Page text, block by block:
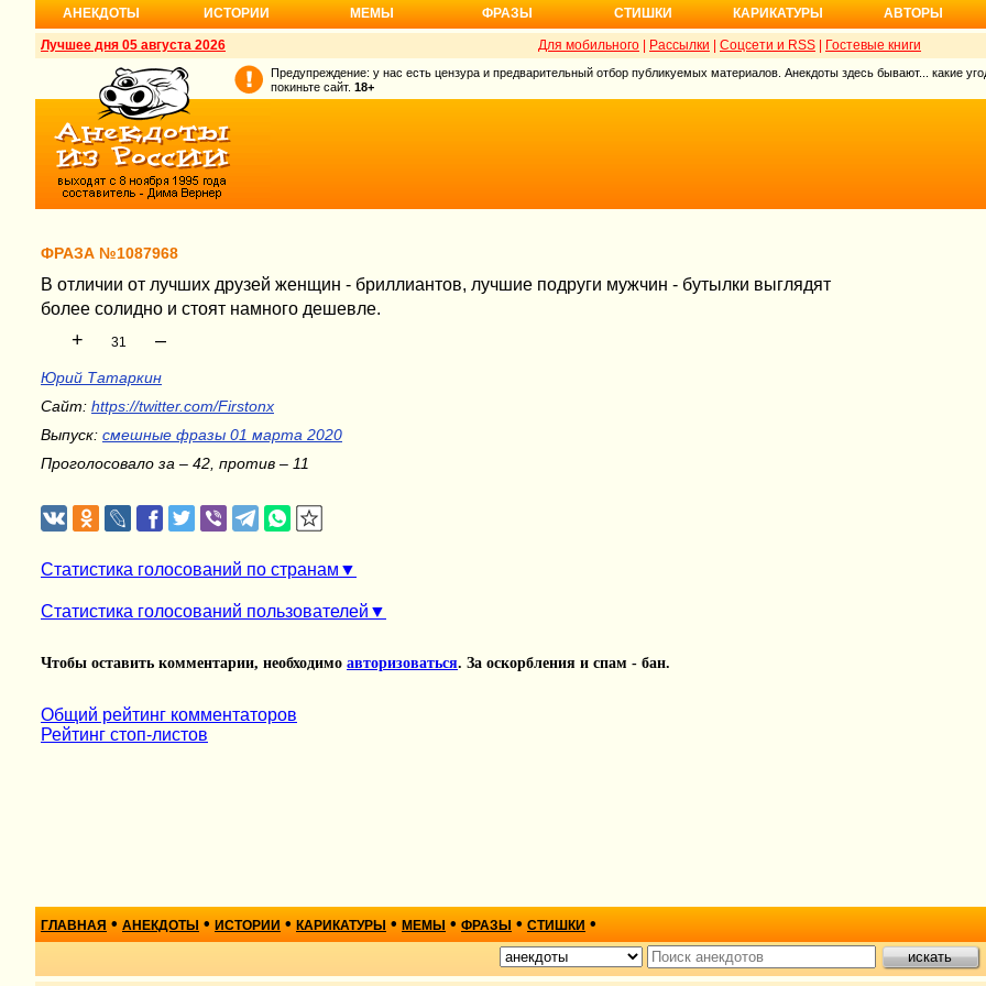
АНЕКДОТЫ ИСТОРИИ МЕМЫ ФРАЗЫ СТИШКИ КАРИКАТУРЫ АВТОРЫ
Лучшее дня 05 августа 2026 Для мобильного Рассылки Соцсети и RSS Гостевые книги
Предупреждение: у нас есть цензура и предварительный отбор публикуемых материалов. Анекдоты здесь бывают... какие
покиньте сайт. 18+
ФРАЗА №1087968
В отличии от лучших друзей женщин - бриллиантов, лучшие подруги мужчин - бутылки выглядят
более солидно и стоят намного дешевле.
+ 31 –
Юрий Татаркин
Сайт: https://twitter.com/Firstonx
Выпуск: смешные фразы 01 марта 2020
Проголосовало за – 42, против – 11
Статистика голосований по странам
Статистика голосований пользователей
Чтобы оставить комментарии, необходимо авторизоваться. За оскорбления и спам - бан.
Общий рейтинг комментаторов
Рейтинг стоп-листов
ГЛАВНАЯ • АНЕКДОТЫ • ИСТОРИИ • КАРИКАТУРЫ • МЕМЫ • ФРАЗЫ • СТИШКИ •